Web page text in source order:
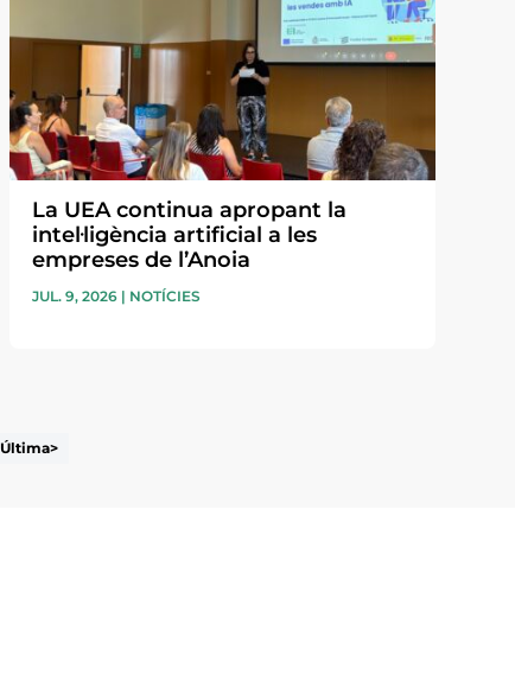
La UEA continua apropant la
intel·ligència artificial a les
empreses de l’Anoia
JUL. 9, 2026| NOTÍCIES
Última>